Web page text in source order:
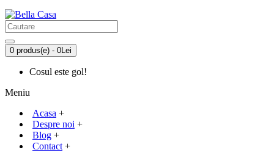
0 produs(e) - 0Lei
Cosul este gol!
Meniu
Acasa +
Despre noi +
Blog +
Contact +